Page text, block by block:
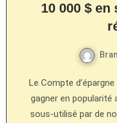
10 000 $
Le Compte d’épargne libre d’impôt (CELI) continue de
gagner en popularité
sous-utilisé par de